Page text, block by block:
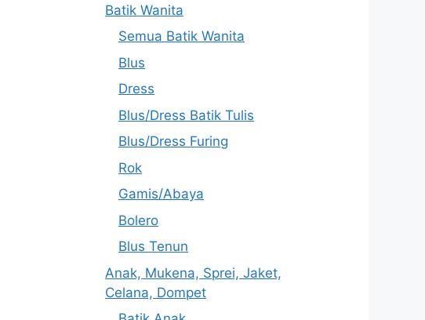
Batik Wanita
Semua Batik Wanita
Blus
Dress
Blus/Dress Batik Tulis
Blus/Dress Furing
Rok
Gamis/Abaya
Bolero
Blus Tenun
Anak, Mukena, Sprei, Jaket,
Celana, Dompet